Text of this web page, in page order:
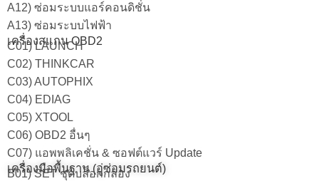
A12) ซ่อมระบบแอร์คอนดิชั่น
A13) ซ่อมระบบไฟฟ้า
เครื่องสแกน OBD2
C01) LAUNCH
C02) THINKCAR
C03) AUTOPHIX
C04) EDIAG
C05) XTOOL
C06) OBD2 อื่นๆ
C07) แอพพลิเคชั่น & ซอฟต์แวร์ Update
เครื่องมือพื้นฐาน (อู่ซ่อมรถยนต์)
B01) SET ชุดบล็อกกล่อง